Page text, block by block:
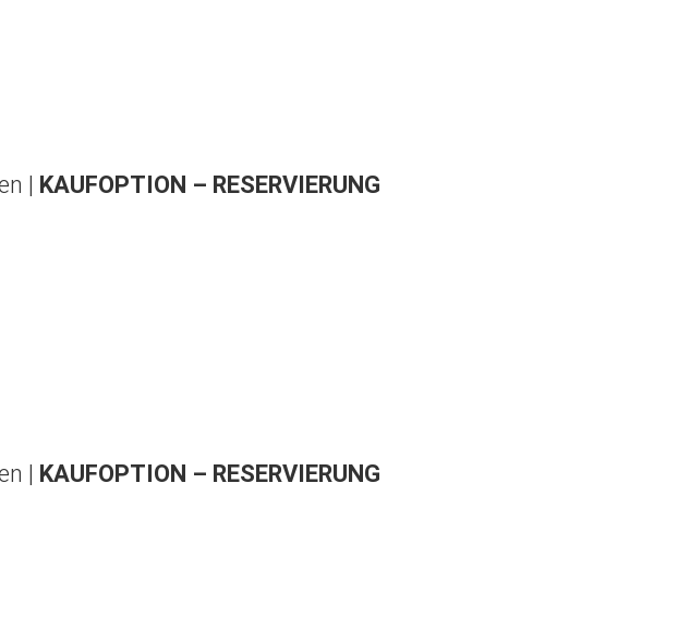
| KAUFOPTION – RESERVIERUNG
| KAUFOPTION – RESERVIERUNG